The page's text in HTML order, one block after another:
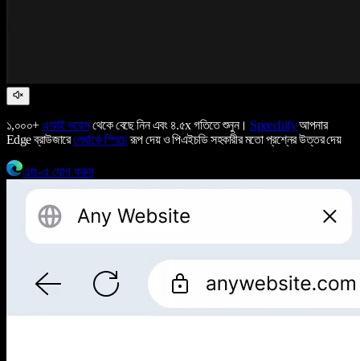
১,০০০+এআই ভয়েসথেকে বেছে নিন এবং ৪.৫x গতিতে শুনুন। Speechifyআপনার
Edge ব্রাউজারেলেখাকে স্পিচেরূপ দেয় ও পিএইচডি সহকারীর মতো প্রশ্নের উত্তর দেয়
এজ-এ যোগ করুন